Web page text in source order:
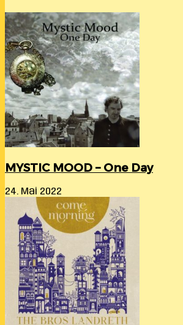
MYSTIC MOOD – One Day
24. Mai 2022